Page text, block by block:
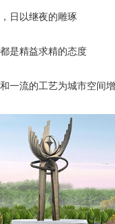
日以继夜的雕琢
是精益求精的态度
一流的工艺为城市空间